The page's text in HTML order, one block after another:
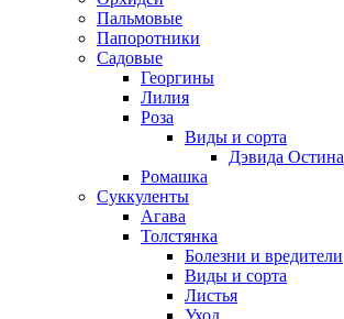
Пальмовые
Папоротники
Садовые
Георгины
Лилия
Роза
Виды и сорта
Дэвида Остина
Ромашка
Суккуленты
Агава
Толстянка
Болезни и вредители
Виды и сорта
Листья
Уход